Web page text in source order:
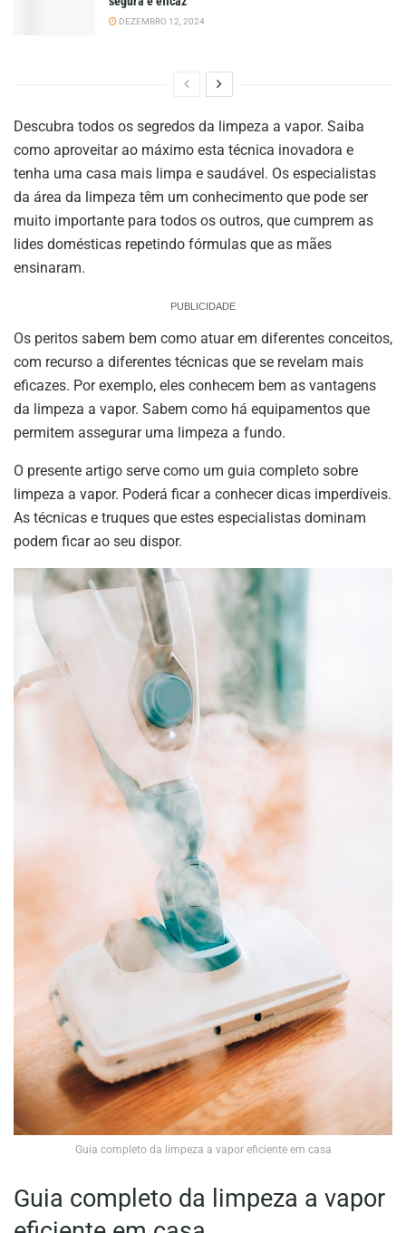
DEZEMBRO 12, 2024
Descubra todos os segredos da limpeza a vapor. Saiba
como aproveitar ao máximo esta técnica inovadora e
tenha uma casa mais limpa e saudável. Os especialistas
da área da limpeza têm um conhecimento que pode ser
muito importante para todos os outros, que cumprem as
lides domésticas repetindo fórmulas que as mães
ensinaram.
PUBLICIDADE
Os peritos sabem bem como atuar em diferentes conceitos,
com recurso a diferentes técnicas que se revelam mais
eficazes. Por exemplo, eles conhecem bem as vantagens
da limpeza a vapor. Sabem como há equipamentos que
permitem assegurar uma limpeza a fundo.
O presente artigo serve como um guia completo sobre
limpeza a vapor. Poderá ficar a conhecer dicas imperdíveis.
As técnicas e truques que estes especialistas dominam
podem ficar ao seu dispor.
Guia completo da limpeza a vapor eficiente em casa
Guia completo da limpeza a vapor